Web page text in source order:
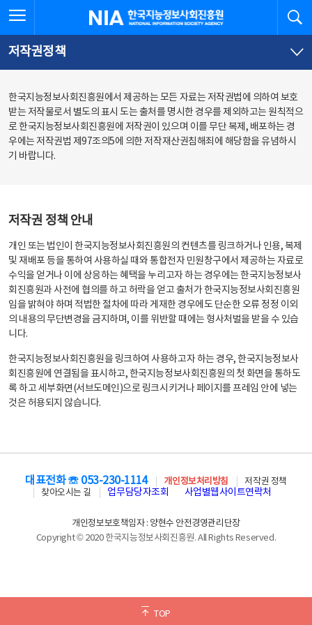
문
로
가
체
뉴
바
가
한국지능정보사회진흥원
저작권정책
한국지능정보사회진흥원에서 제공하는 모든 자료는 저작권법에 의하여 보호
받는 저작물로서 별도의 표시 도는 출처를 명시한 경우를 제외하고는 원칙적으
로 한국지능정보사회진흥원에 저작권이 있으며 이를 무단 복제, 배포하는 경
우에는 저작권법 제97조의5에 의한 저작재산권침해죄에 해당함을 유념하시
기 바랍니다.
저작권 정책 안내
개인 또는 법인이 한국지능정보사회진흥원의 컨텐츠를 링크하거나 인용, 복제
및 재배포 등을 통하여 사용하실 때와 통합전자 민원창구에서 제공하는 자료로
수익을 얻거나 이에 상응하는 혜택을 누리고자 하는 경우에는 한국지능정보사
회진흥원과 사전에 협의를 하고 허락을 얻고 출처가 한국지능정보사회진흥원
임을 밝혀야 하며 적법한 절차에 따라 게재한 경우에도 단순한 오류 정정 이외
의 내용의 무단변경을 금지하며, 이를 위반할 때에는 형사처벌을 받을 수 있습
니다.
한국지능정보사회진흥원을 링크하여 사용하고자 하는 경우, 한국지능정보사
회진흥원에 연결됨을 표시하고, 한국지능정보사회진흥원의 첫 화면을 통하도
록 하고 세부화면(서브도메인)으로 링크시키거나 페이지를 프레임 안에 넣는
것은 허용되지 않습니다.
TOP
대표전화 ☏ 053-230-1114 개인정보처리방침
저작권 정책
찾아오시는 길
업무담당자조회 사업별웹사이트연락처
개인정보보호책임자 : 양현수 안전경영관리단장
Copyright © 2020 한국지능정보사회진흥원. All Rights Reserved.